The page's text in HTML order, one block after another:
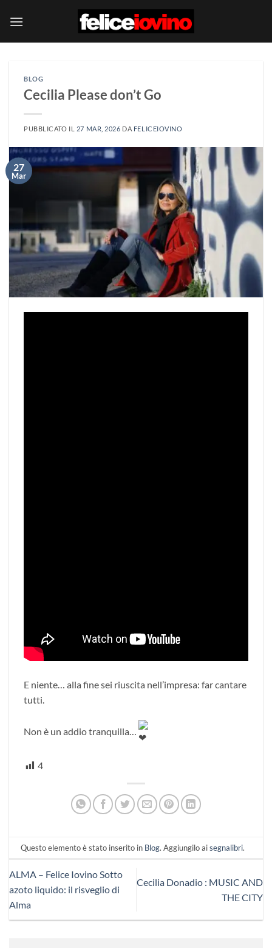
BLOG
Cecilia Please don’t Go
PUBBLICATO IL 27 MAR, 2026 DA FELICEIOVINO
27
Mar
E niente… alla fine sei riuscita nell’impresa: far cantare
tutti.
Non è un addio tranquilla…
4
Questo elemento è stato inserito in Blog. Aggiungilo aisegnalibri.
ALMA – Felice Iovino Sotto
azoto liquido: il risveglio di
Alma
Cecilia Donadio : MUSIC AND
THE CITY